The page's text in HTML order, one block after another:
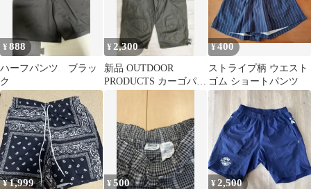
¥888
ハーフパンツ ブラッ
ク
¥ 2,300
新品 OUTDOOR
PRODUCTS カーゴパン
¥400
ストライプ柄 ウエスト
ゴム ショートパンツ
¥1,999 ¥500 ¥2,500